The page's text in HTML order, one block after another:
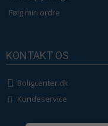
Følg min ordre
KONTAKT OS
Boligcenter.dk
Kundeservice